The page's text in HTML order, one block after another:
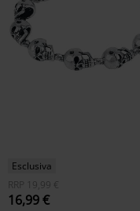
Esclusiva
RRP
19,99 €
16,99 €